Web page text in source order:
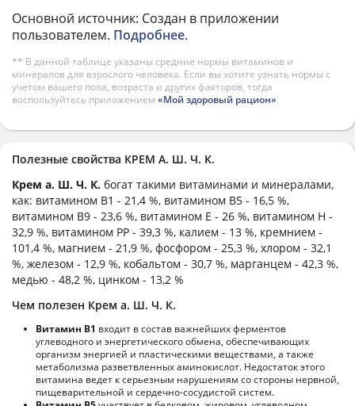
Основной источник: Создан в приложении
пользователем. Подробнее.
** В данной таблице указаны средние нормы витаминов и
минералов для взрослого человека. Если вы хотите узнать нормы с
учетом вашего пола, возраста и других факторов, тогда
воспользуйтесь приложением «Мой здоровый рацион».
Полезные свойства КРЕМ А. Ш. Ч. К.
Крем а. Ш. Ч. К. богат такими витаминами и минералами,
как: витамином B1 - 21,4 %, витамином B5 - 16,5 %,
витамином B9 - 23,6 %, витамином E - 26 %, витамином H -
32,9 %, витамином PP - 39,3 %, калием - 13 %, кремнием -
101,4 %, магнием - 21,9 %, фосфором - 25,3 %, хлором - 32,1
%, железом - 12,9 %, кобальтом - 30,7 %, марганцем - 42,3 %,
медью - 48,2 %, цинком - 13,2 %
Чем полезен Крем а. Ш. Ч. К.
Витамин В1 входит в состав важнейших ферментов
углеводного и энергетического обмена, обеспечивающих
организм энергией и пластическими веществами, а также
метаболизма разветвленных аминокислот. Недостаток этого
витамина ведет к серьезным нарушениям со стороны нервной,
пищеварительной и сердечно-сосудистой систем.